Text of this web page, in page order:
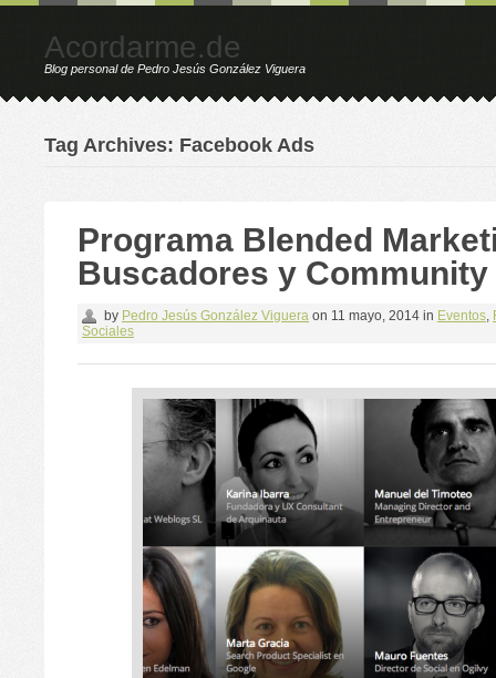
Acordarme.de
Blog personal de Pedro Jesús González Viguera
Tag Archives: Facebook Ads
Programa Blended
Buscadores y Community
by Pedro Jesús González Viguera on 11 mayo, 2014 in Eventos,
Sociales